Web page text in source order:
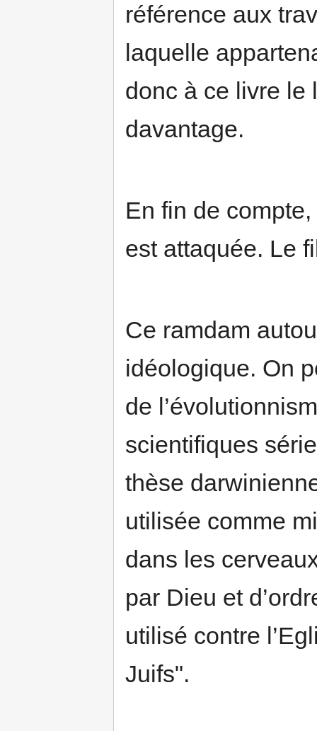
référence aux
laquelle
donc à ce livre le
davantage.
En fin de
est attaquée. Le
Ce ramdam
idéologique. On
de
scientifiques
thèse
utilisée comme
dans les
par Dieu et
utilisé contre
Juifs".